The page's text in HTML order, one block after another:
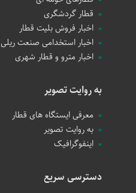
قطار گردشگری
اخبار فروش بلیت قطار
اخبار استخدامی صنعت ریلی
اخبار مترو و قطار شهری
به روایت تصویر
معرفی ایستگاه های قطار
به روایت تصویر
اینفوگرافیک
دسترسی سریع